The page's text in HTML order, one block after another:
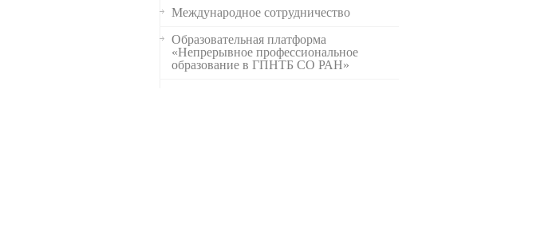
Международное сотрудничество
Образовательная платформа
«Непрерывное профессиональное
образование в ГПНТБ СО РАН»